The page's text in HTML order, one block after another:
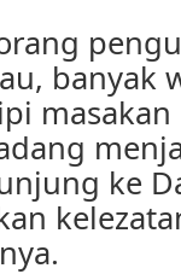
banyak
masakan
ke